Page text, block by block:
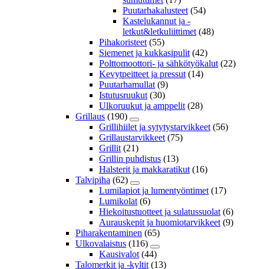
Puutarhakalusteet (54)
Kastelukannut ja -
letkut&letkuliittimet (48)
Pihakoristeet (55)
Siemenet ja kukkasipulit (42)
Polttomoottori- ja sähkötyökalut (22)
Kevytpeitteet ja pressut (14)
Puutarhamullat (9)
Istutusruukut (30)
Ulkoruukut ja amppelit (28)
Grillaus (190)
Grillihiilet ja sytytystarvikkeet (56)
Grillaustarvikkeet (75)
Grillit (21)
Grillin puhdistus (13)
Halsterit ja makkaratikut (16)
Talvipiha (62)
Lumilapiot ja lumentyöntimet (17)
Lumikolat (6)
Hiekoitustuotteet ja sulatussuolat (6)
Aurauskepit ja huomiotarvikkeet (9)
Piharakentaminen (65)
Ulkovalaistus (116)
Kausivalot (44)
Talomerkit ja -kyltit (13)